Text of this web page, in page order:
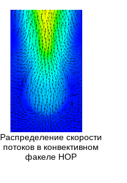
Распределение скорости
потоков в конвективном
факеле НОР